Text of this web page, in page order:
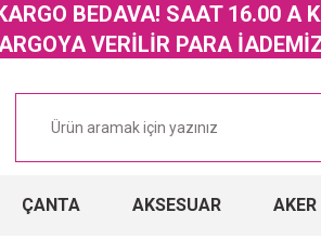
BEDAVA! SAAT 16.00 A
VERİLİR PARA
ÇANTA AKSESUAR